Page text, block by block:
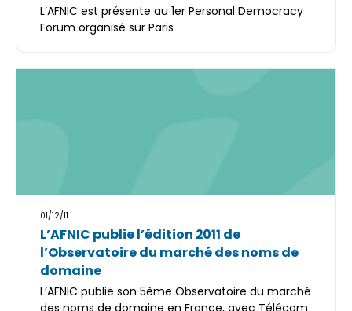
L’AFNIC est présente au 1er Personal Democracy
Forum organisé sur Paris
01/12/11
L’AFNIC publie l’édition 2011 de
l’Observatoire du marché des noms de
domaine
L’AFNIC publie son 5ème Observatoire du marché
des noms de domaine en France, avec Télécom